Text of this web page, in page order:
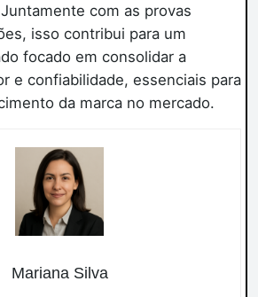
com as provas
isso contribui para um
focado em consolidar a
e confiabilidade, essenciais para
da marca no mercado.
Mariana Silva